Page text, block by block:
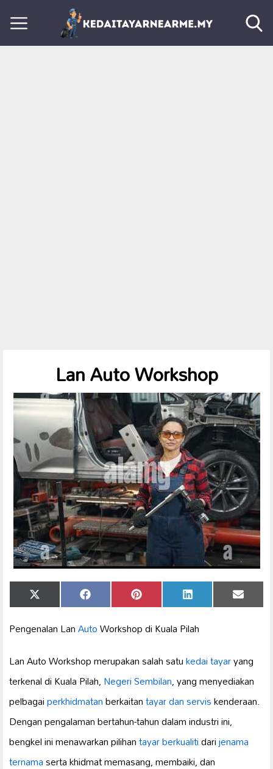
Lan Auto Workshop
Share
on
X
(Twitter)
Share
on
Facebook Share
on
Pinterest Share
on
LinkedIn Share
on
Email
Pengenalan LanAutoWorkshop di Kuala Pilah
Lan Auto Workshop merupakan salah satukedai tayaryang
terkenal di Kuala Pilah,Negeri Sembilan, yang menyediakan
pelbagaiperkhidmatanberkaitantayar dan serviskenderaan.
Dengan pengalaman bertahun-tahun dalam industri ini,
bengkel ini menawarkan pilihantayar berkualitidarijenama
ternamaserta khidmat memasang, membaiki, dan